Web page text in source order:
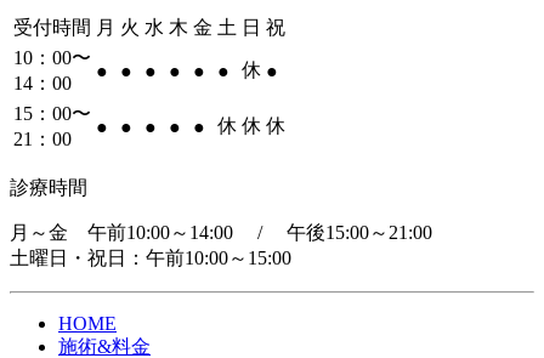
受付時間 月 火 水 木 金 土 日 祝
10：00〜
14：00
● ● ● ● ● ● 休 ●
15：00〜
21：00
● ● ● ● ● 休 休 休
診療時間
月～金 午前10:00～14:00 / 午後15:00～21:00
土曜日・祝日：午前10:00～15:00
HOME
施術&料金